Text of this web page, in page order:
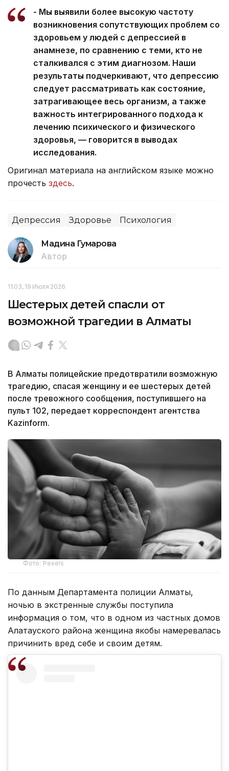
- Мы выявили более высокую частоту
возникновения сопутствующих проблем со
здоровьем у людей с депрессией в
анамнезе, по сравнению с теми, кто не
сталкивался с этим диагнозом. Наши
результаты подчеркивают, что депрессию
следует рассматривать как состояние,
затрагивающее весь организм, а также
важность интегрированного подхода к
лечению психического и физического
здоровья, — говорится в выводах
исследования.
Оригинал материала на английском языке можно
прочесть здесь.
Депрессия Здоровье Психология
Мадина Гумарова
Автор
11:03, 19 Июля 2026
Шестерых детей спасли от
возможной трагедии в Алматы
В Алматы полицейские предотвратили возможную
трагедию, спасая женщину и ее шестерых детей
после тревожного сообщения, поступившего на
пульт 102, передает корреспондент агентства
Kazinform.
Фото: Pexels
По данным Департамента полиции Алматы,
ночью в экстренные службы поступила
информация о том, что в одном из частных домов
Алатауского района женщина якобы намеревалась
причинить вред себе и своим детям.